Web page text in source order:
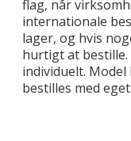
flag, når
internationale
lager, og hvis
hurtigt at
individuelt. Model
bestilles med